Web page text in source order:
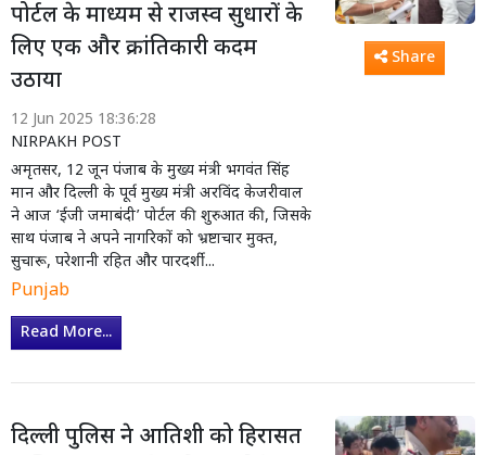
पोर्टल के माध्यम से राजस्व सुधारों के
लिए एक और क्रांतिकारी कदम
उठाया
12 Jun 2025 18:36:28
NIRPAKH POST
अमृतसर, 12 जून पंजाब के मुख्य मंत्री भगवंत सिंह
मान और दिल्ली के पूर्व मुख्य मंत्री अरविंद केजरीवाल
ने आज ‘ईजी जमाबंदी’ पोर्टल की शुरुआत की, जिसके
साथ पंजाब ने अपने नागरिकों को भ्रष्टाचार मुक्त,
सुचारू, परेशानी रहित और पारदर्शी...
Punjab
Read More...
Share
दिल्ली पुलिस ने आतिशी को हिरासत